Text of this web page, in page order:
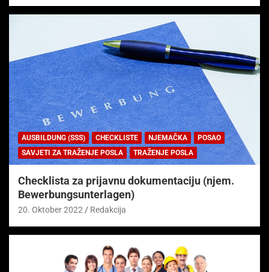
AUSBILDUNG (SSS) CHECKLISTE NJEMAČKA
POSAO
SAVJETI ZA TRAŽENJE POSLA
TRAŽENJE POSLA
Checklista za prijavnu dokumentaciju (njem.
Bewerbungsunterlagen)
20. Oktober 2022 Redakcija